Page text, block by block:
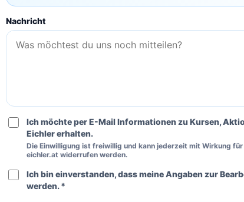
Nachricht
Ich möchte per E-Mail Informationen zu Kursen,
Eichler erhalten.
Die Einwilligung ist freiwillig und kann jederzeit mit Wirkung
eichler.at widerrufen werden.
Ich bin einverstanden, dass meine Angaben zur
werden. *